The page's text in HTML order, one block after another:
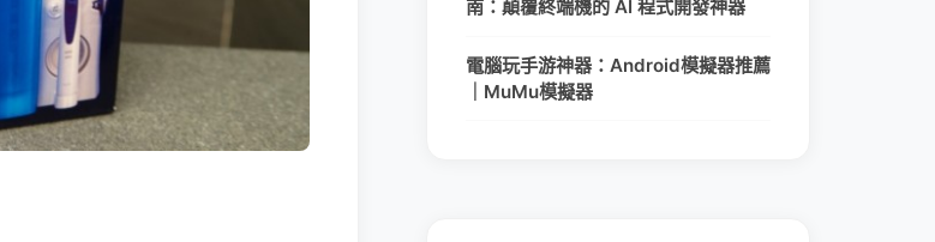
南：顛覆終端機的 AI 程式開發神器
電腦玩手游神器：Android模擬器推薦
｜MuMu模擬器